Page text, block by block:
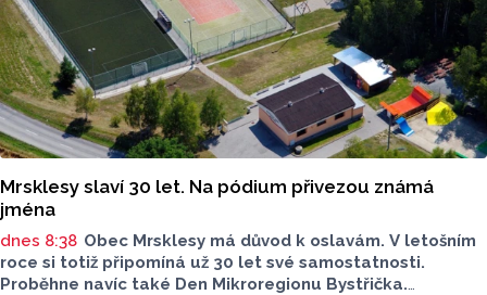
Mrsklesy slaví 30 let. Na pódium přivezou známá
jména
dnes 8:38 Obec Mrsklesy má důvod k oslavám. V letošním
roce si totiž připomíná už 30 let své samostatnosti.
Proběhne navíc také Den Mikroregionu Bystřička.